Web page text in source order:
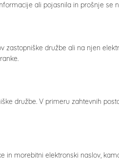
ali pojasnila in prošnje se
zastopniške družbe ali na njen
družbe. V primeru zahtevnih
in morebitni elektronski naslov,